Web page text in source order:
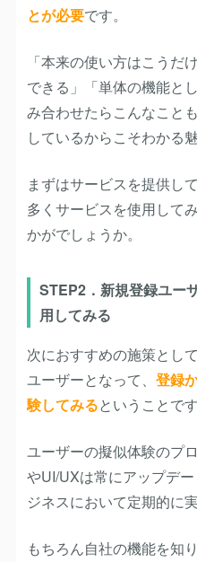
とが必要です。
「本来の使い方はこうだ
できる」「単体の機能と
み合わせたらこんなこと
しているからこそわかる
まずはサービスを提供し
多くサービスを使用して
かがでしょうか。
STEP2．新規登録ユー
用してみる
次におすすめの施策とし
ユーザーとなって、 登録
験してみるということです
ユーザーの擬似体験のプ
やUI/UXは常にアップデ
ジネスにおいて定期的に
もちろん自社の機能を知